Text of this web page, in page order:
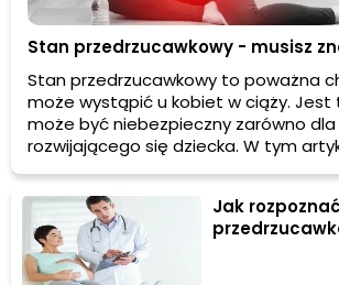
Stan przedrzucawkowy - musisz
Stan przedrzucawkowy to poważna
może wystąpić u kobiet w ciąży. Jest
może być niebezpieczny zarówno dla
rozwijającego się dziecka. W tym
jakie są objawy stanu
zagrożenia z nim związane oraz jak
ciąży, aby zmniejszyć ryzyko jego
Jak